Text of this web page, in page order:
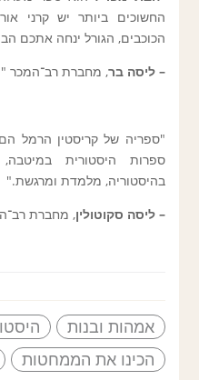
החשוכים ביותר יש קרני
הכוכבים, הגורל ינחה אתכם
– ליסה בר, מחברת רב־המכר
"ספריה של קריסטין הרמל
ספרות היסטורית
בהיסטוריה, מלמדת ומרגשת."
–ליסה סקוטולין, מחברת
אמהות ובנות
הכינו את הממחטות